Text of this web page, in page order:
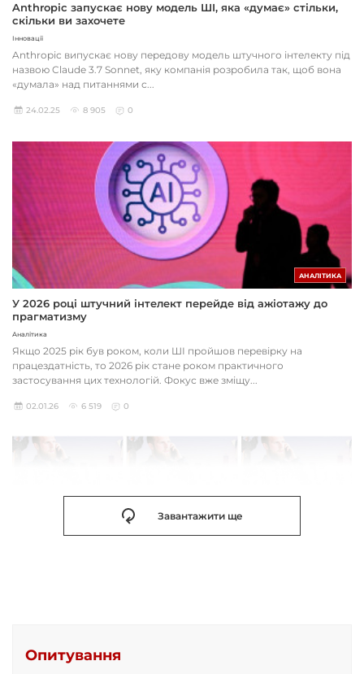
Anthropic запускає нову модель ШІ, яка «думає» стільки,
скільки ви захочете
Інновації
Anthropic випускає нову передову модель штучного інтелекту під
назвою Claude 3.7 Sonnet, яку компанія розробила так, щоб вона
«думала» над питаннями с...
24.02.25 8 905 0
АНАЛІТИКА
У 2026 році штучний інтелект перейде від ажіотажу до
прагматизму
Аналітика
Якщо 2025 рік був роком, коли ШІ пройшов перевірку на
працездатність, то 2026 рік стане роком практичного
застосування цих технологій. Фокус вже зміщу...
02.01.26 6 519 0
Завантажити ще
Опитування